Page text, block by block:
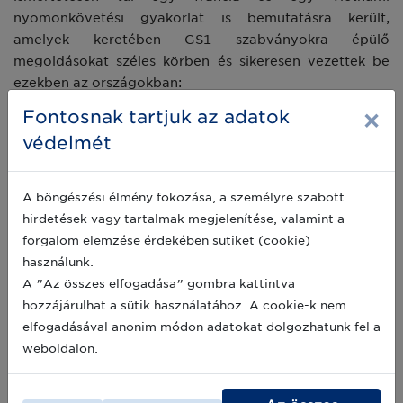
nyomonkövetési gyakorlat is bemutatásra került,
amelyek keretében GS1 szabványokra épülő
megoldásokat széles körben és sikeresen vezettek be
ezekben az országokban:
Francia projekt
A GS1 Franciaország kollégája előadásában azt mutatta
be, hogy egy nagy helyi mezőgazdasági szövetkezet
hogyan építette ki a nyomonkövetési megoldást a
tagjainak a GS1 segítségével.
A TERRENA egy mezőgazdasági vállalkozásokat
tömörítő szövetkezet, mely tavaly digitalizálta a
termelési információit, hogy azokat a fogyasztók is
kényelmesen elérhessék. A GS1-el közösen indított
projektben nem csak egy útmutató készült a legjobb
szövetkezeti tagok, hogy fejlesztésre kerüljön egy
Fontosnak tartjuk az adatok
védelmét
×
A böngészési élmény fokozása, a személyre szabott
hirdetések vagy tartalmak megjelenítése, valamint a
forgalom elemzése érdekében sütiket (cookie)
használunk.
A "Az összes elfogadása" gombra kattintva
hozzájárulhat a sütik használatához. A cookie-k nem
elfogadásával anonim módon adatokat dolgozhatunk fel a
weboldalon.